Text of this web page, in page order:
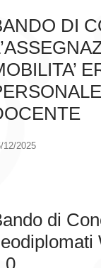
DI
12/2025
di